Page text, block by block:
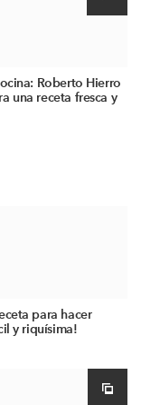
Roberto Hierro
una receta fresca y
para hacer
y riquísima!